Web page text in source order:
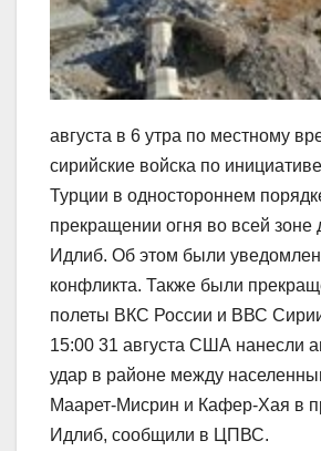
августа в 6 утра по местному
сирийские войска по
Турции в одностороннем
прекращении огня во всей зоне
Идлиб. Об этом были
конфликта. Также были
полеты ВКС России и ВВС
15:00 31 августа США нанесли
удар в районе между
Маарет-Мисрин и Кафер-Хая в
Идлиб, сообщили в ЦПВС.